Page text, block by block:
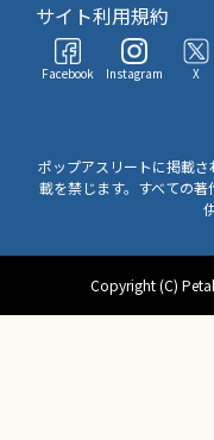
サイト利用規約
Facebook Instagram X
ポップアスリートに掲載
載を禁じます。すべての
Copyright (C)